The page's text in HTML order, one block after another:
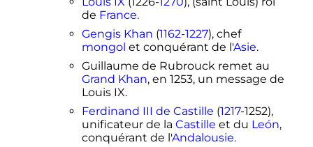
de France.
Gengis Khan (1162-1227), chef
mongol et conquérant de l'Asie.
Guillaume de Rubrouck remet au
Grand Khan, en 1253, un message de
Louis IX.
Ferdinand III de Castille (1217-1252),
unificateur de la Castille et du León,
conquérant de l'Andalousie.